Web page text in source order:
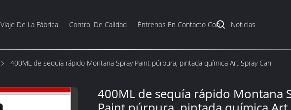
Viaje De La Fábrica Control De Calidad Éntrenos En Contacto Con Noticias
400ML de sequía rápido Montana Spray Paint púrpura, pintada química Art Spray Can
400ML de sequía rápido Montana